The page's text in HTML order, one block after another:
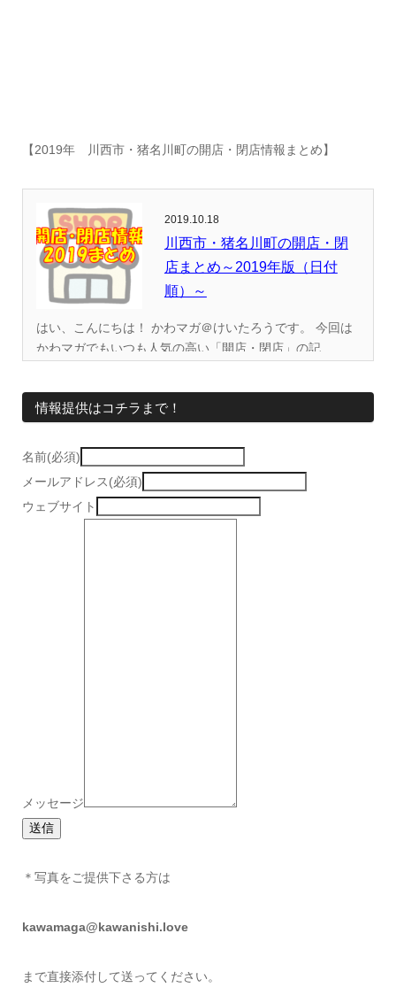
【2019年 川西市・猪名川町の開店・閉店情報まとめ】
2019.10.18
川西市・猪名川町の開店・閉
店まとめ～2019年版（日付
順）～
はい、こんにちは！ かわマガ＠けいたろうです。 今回は
かわマガでもいつも人気の高い「開店・閉店」の記...
情報提供はコチラまで！
名前(必須)
メールアドレス(必須)
ウェブサイト
メッセージ
送信
＊写真をご提供下さる方は
kawamaga@kawanishi.love
まで直接添付して送ってください。